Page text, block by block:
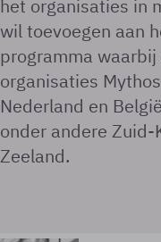
het organisaties in
wil toevoegen aan
programma
organisaties
Nederland en
onder andere Zuid-
Zeeland.